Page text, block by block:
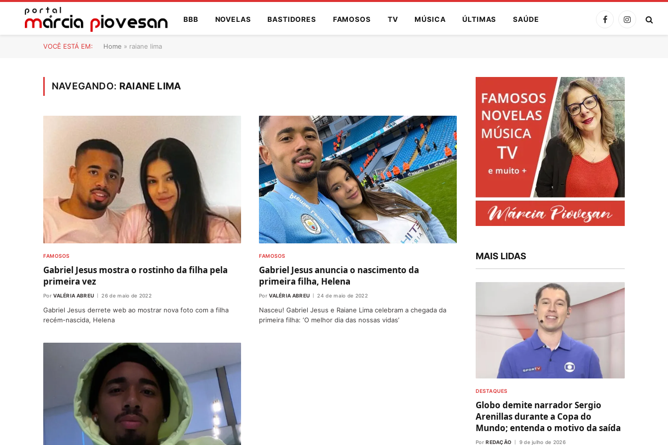
BBB NOVELAS BASTIDORES FAMOSOS TV MÚSICA ÚLTIMAS SAÚDE FacebookInstagram
VOCÊ ESTÁ EM: Home » raiane lima
NAVEGANDO: RAIANE LIMA
FAMOSOS
Gabriel Jesus mostra o rostinho da filha pela
primeira vez
Por VALÉRIA ABREU 26 de maio de 2022
Gabriel Jesus derrete web ao mostrar nova foto com a filha
recém-nascida, Helena
FAMOSOS
Gabriel Jesus anuncia o nascimento da
primeira filha, Helena
Por VALÉRIA ABREU 24 de maio de 2022
Nasceu! Gabriel Jesus e Raiane Lima celebram a chegada da
primeira filha: ‘O melhor dia das nossas vidas’
MAIS LIDAS
DESTAQUES
Globo demite narrador Sergio
Arenillas durante a Copa do
Mundo; entenda o motivo da saída
Por REDAÇÃO 9 de julho de 2026